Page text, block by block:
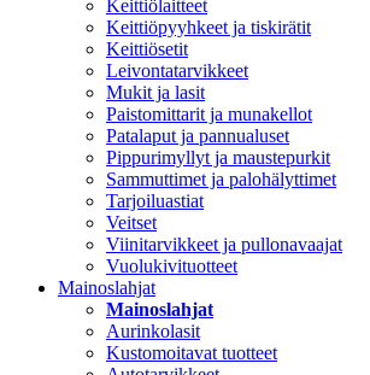
Keittiölaitteet
Keittiöpyyhkeet ja tiskirätit
Keittiösetit
Leivontatarvikkeet
Mukit ja lasit
Paistomittarit ja munakellot
Patalaput ja pannualuset
Pippurimyllyt ja maustepurkit
Sammuttimet ja palohälyttimet
Tarjoiluastiat
Veitset
Viinitarvikkeet ja pullonavaajat
Vuolukivituotteet
Mainoslahjat
Mainoslahjat
Aurinkolasit
Kustomoitavat tuotteet